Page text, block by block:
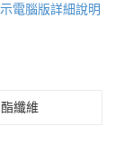
電腦版詳細說明
纖維